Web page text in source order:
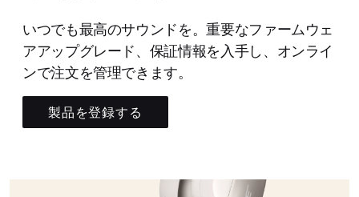
いつでも最高のサウンドを。重要なファームウェ
アアップグレード、保証情報を入手し、オンライ
ンで注文を管理できます。
製品を登録する